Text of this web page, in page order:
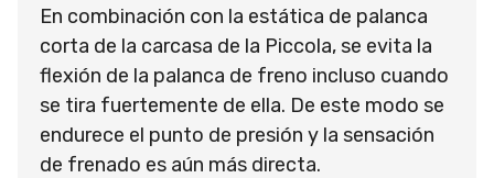
En combinación con la estática de palanca
corta de la carcasa de la Piccola, se evita la
flexión de la palanca de freno incluso cuando
se tira fuertemente de ella. De este modo se
endurece el punto de presión y la sensación
de frenado es aún más directa.